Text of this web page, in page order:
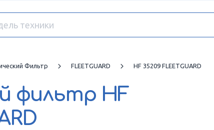
Фильтр FLEETGUARD HF 35209 FLEETGUARD
фильтр HF